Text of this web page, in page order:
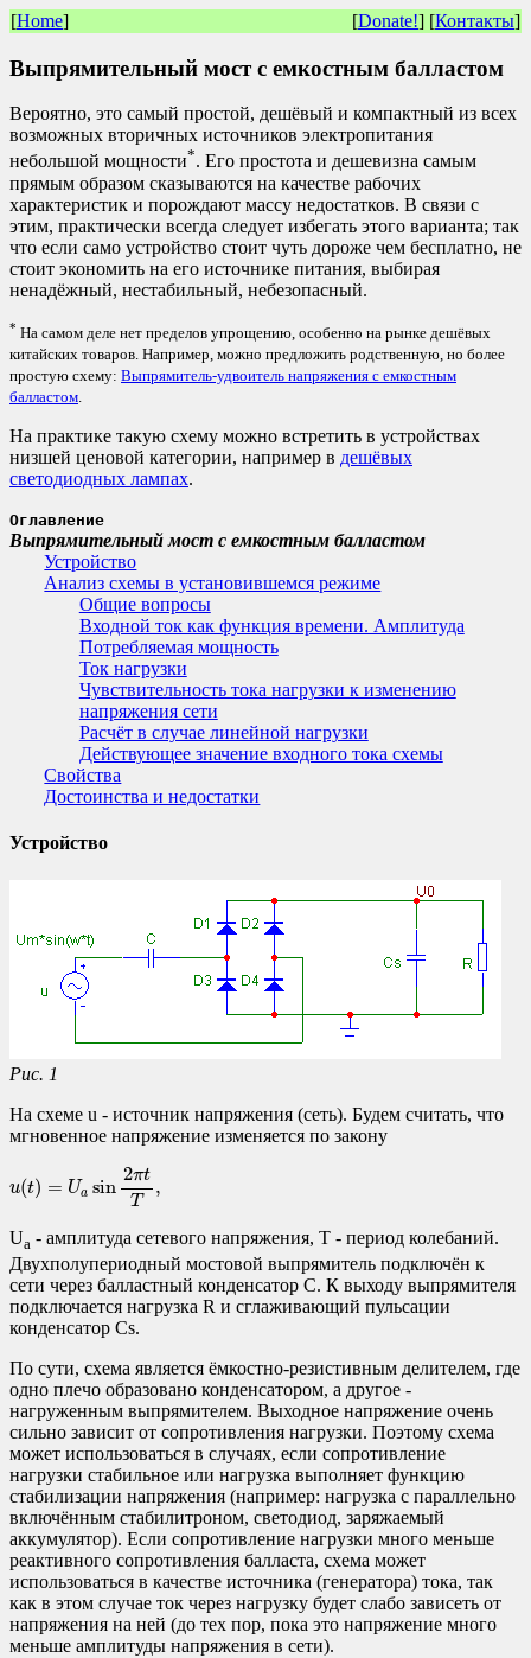
[Home] [Donate!] [Контакты]
Выпрямительный мост с емкостным балластом
Вероятно, это самый простой, дешёвый и компактный из всех
возможных вторичных источников электропитания
небольшой мощности*. Его простота и дешевизна самым
прямым образом сказываются на качестве рабочих
характеристик и порождают массу недостатков. В связи с
этим, практически всегда следует избегать этого варианта; так
что если само устройство стоит чуть дороже чем бесплатно, не
стоит экономить на его источнике питания, выбирая
ненадёжный, нестабильный, небезопасный.
* На самом деле нет пределов упрощению, особенно на рынке дешёвых
китайских товаров. Например, можно предложить родственную, но более
простую схему: Выпрямитель-удвоитель напряжения с емкостным
балластом.
На практике такую схему можно встретить в устройствах
низшей ценовой категории, например в дешёвых
светодиодных лампах.
Оглавление
Выпрямительный мост с емкостным балластом
Устройство
Анализ схемы в установившемся режиме
Общие вопросы
Входной ток как функция времени. Амплитуда
Потребляемая мощность
Ток нагрузки
Чувствительность тока нагрузки к изменению
напряжения сети
Расчёт в случае линейной нагрузки
Действующее значение входного тока схемы
Свойства
Достоинства и недостатки
Устройство
Рис. 1
На схеме u - источник напряжения (сеть). Будем считать, что
мгновенное напряжение изменяется по закону
u(t) = Ua sin
2πt
T
,
πtT
Ua - амплитуда сетевого напряжения, T - период колебаний.
Двухполупериодный мостовой выпрямитель подключён к
сети через балластный конденсатор C. К выходу выпрямителя
подключается нагрузка R и сглаживающий пульсации
конденсатор Cs.
По сути, схема является ёмкостно-резистивным делителем, где
одно плечо образовано конденсатором, а другое -
нагруженным выпрямителем. Выходное напряжение очень
сильно зависит от сопротивления нагрузки. Поэтому схема
может использоваться в случаях, если сопротивление
нагрузки стабильное или нагрузка выполняет функцию
стабилизации напряжения (например: нагрузка с параллельно
включённым стабилитроном, светодиод, заряжаемый
аккумулятор). Если сопротивление нагрузки много меньше
реактивного сопротивления балласта, схема может
использоваться в качестве источника (генератора) тока, так
как в этом случае ток через нагрузку будет слабо зависеть от
напряжения на ней (до тех пор, пока это напряжение много
меньше амплитуды напряжения в сети).